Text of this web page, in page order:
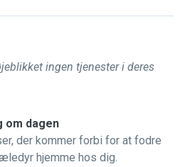
ingen tjenester i deres
om dagen
der kommer forbi for at fodre
hjemme hos dig.